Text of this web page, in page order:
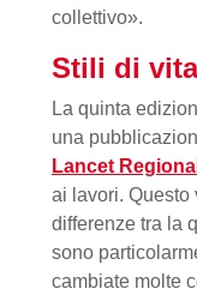
collettivo».
Stili di
La quinta
una
Lancet
ai lavori. Questo
differenze tra la
sono
cambiate molte